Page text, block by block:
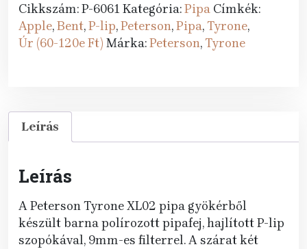
XL02
P-
lip
Cikkszám:P-6061 Kategória:Pipa Címkék:
Apple,Bent,P-lip,Peterson,Pipa,Tyrone,
Úr (60-120e Ft) Márka:Peterson,Tyrone
Leírás
Leírás
A Peterson Tyrone XL02 pipa gyökérből
készült barna polírozott pipafej, hajlított P-lip
szopókával, 9mm-es filterrel. A szárat két